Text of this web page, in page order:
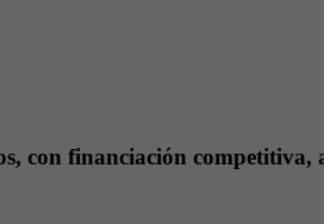
con financiación competitiva,